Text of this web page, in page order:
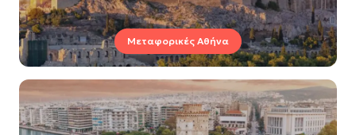
Μεταφορικές Αθήνα